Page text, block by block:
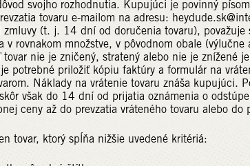
svojho rozhodnutia. Kupujúci je povinný
tovaru e-mailom na adresu:
zmluvy (t. j. 14 dní od doručenia tovaru),
v rovnakom množstve, v pôvodnom obale
tovar nie je zničený, stratený alebo nie je znížené
potrebné priložiť kópiu faktúry a formulár na
Náklady na vrátenie tovaru znáša kupujúci.
však do 14 dní od prijatia oznámenia o
ceny až do prevzatia vráteného tovaru alebo
tovar, ktorý spĺňa nižšie uvedené kritériá: